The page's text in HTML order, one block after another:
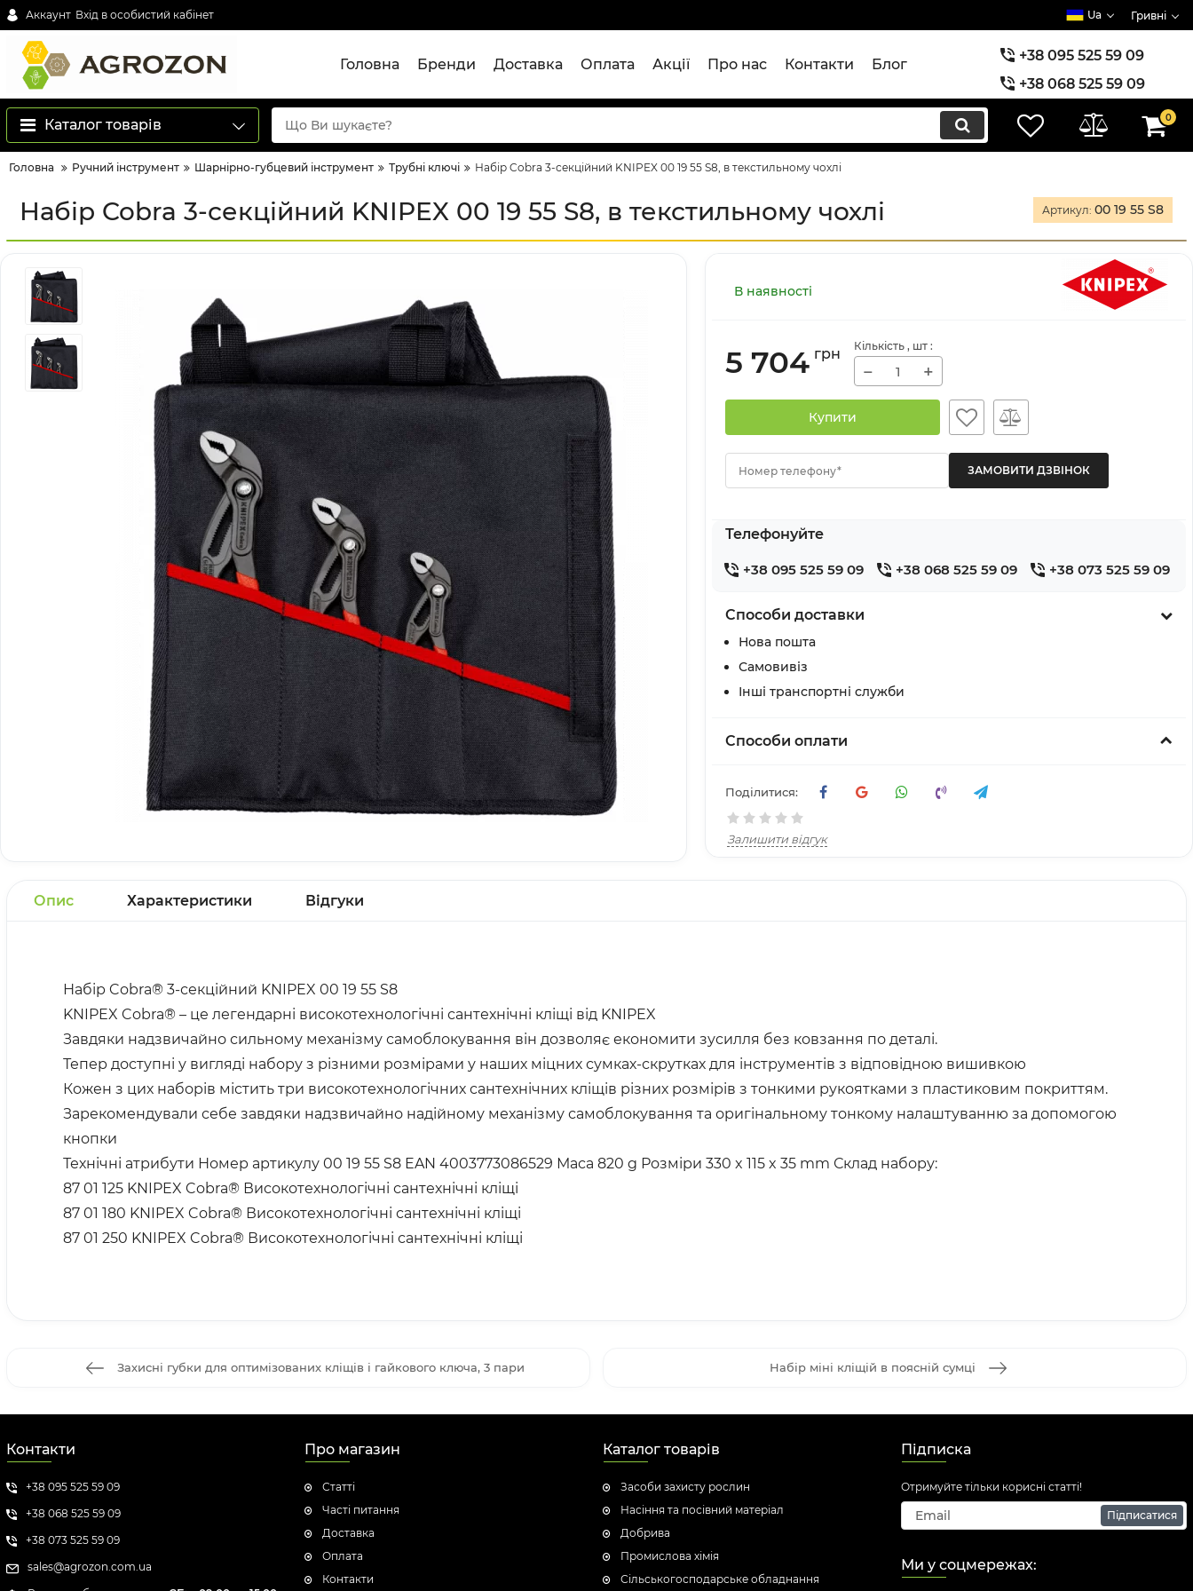
Аккаунт Вхід в особистий кабінет Ua Гривні
Головна Бренди Доставка Оплата Акції Про нас Контакти Блог
+38 095 525 59 09
+38 068 525 59 09
+38 073 525 59 09
Каталог товарів 0
Головна Ручний інструмент Шарнірно-губцевий інструмент Трубні ключі Набір Cobra 3-секційний KNIPEX 00 19 55 S8, в текстильному чохлі
Набір Cobra 3-секційний KNIPEX 00 19 55 S8, в текстильному чохлі Артикул: 00 19 55 S8
В наявності
5 704 грн Кількість , шт :
− +
Купити
Номер телефону*
Телефонуйте
+38 095 525 59 09 +38 068 525 59 09 +38 073 525 59 09
Способи доставки
Нова пошта
Самовивіз
Інші транспортні служби
Способи оплати
Поділитися:
Залишити відгук
Опис Характеристики Відгуки
Набір Cobra® 3-секційний KNIPEX 00 19 55 S8
KNIPEX Cobra® – це легендарні високотехнологічні сантехнічні кліщі від KNIPEX
Завдяки надзвичайно сильному механізму самоблокування він дозволяє економити зусилля без ковзання по деталі.
Тепер доступні у вигляді набору з різними розмірами у наших міцних сумках-скрутках для інструментів з відповідною вишивкою
Кожен з цих наборів містить три високотехнологічних сантехнічних кліщів різних розмірів з тонкими рукоятками з пластиковим покриттям.
Зарекомендували себе завдяки надзвичайно надійному механізму самоблокування та оригінальному тонкому налаштуванню за допомогою
кнопки
Технічні атрибути Номер артикулу 00 19 55 S8 EAN 4003773086529 Маса 820 g Розміри 330 x 115 x 35 mm Склад набору:
87 01 125 KNIPEX Cobra® Високотехнологічні сантехнічні кліщі
87 01 180 KNIPEX Cobra® Високотехнологічні сантехнічні кліщі
87 01 250 KNIPEX Cobra® Високотехнологічні сантехнічні кліщі
Захисні губки для оптимізованих кліщів і гайкового ключа, 3 пари Набір міні кліщій в поясній сумці
Контакти
+38 095 525 59 09
+38 068 525 59 09
+38 073 525 59 09
sales@agrozon.com.ua
Про магазин
Статті
Часті питання
Доставка
Оплата
Контакти
Каталог товарів
Засоби захисту рослин
Насіння та посівний матеріал
Добрива
Промислова хімія
Сільськогосподарське обладнання
Підписка
Отримуйте тільки корисні статті!
Підписатися
Ми у соцмережах: